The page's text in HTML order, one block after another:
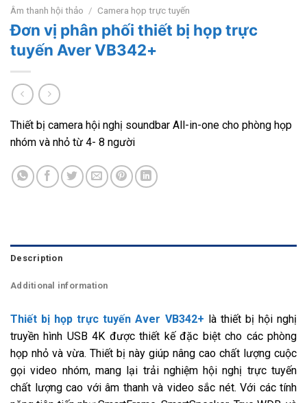
Âm thanh hội thảo / Camera họp trực tuyến
Đơn vị phân phối thiết bị họp trực
tuyến Aver VB342+
Thiết bị camera hội nghị soundbar All-in-one cho phòng họp
nhóm và nhỏ từ 4- 8 người
Description
Additional information
Thiết bị họp trực tuyến Aver VB342+ là thiết bị hội nghị
truyền hình USB 4K được thiết kế đặc biệt cho các phòng
họp nhỏ và vừa. Thiết bị này giúp nâng cao chất lượng cuộc
gọi video nhóm, mang lại trải nghiệm hội nghị trực tuyến
chất lượng cao với âm thanh và video sắc nét. Với các tính